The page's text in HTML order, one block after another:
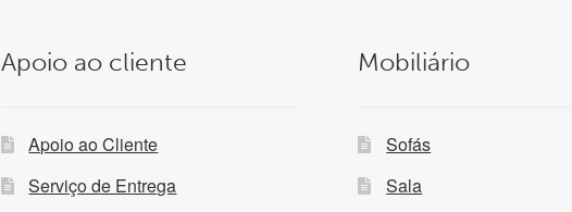
Apoio ao cliente
Apoio ao Cliente
Serviço de Entrega
Mobiliário
Sofás
Sala